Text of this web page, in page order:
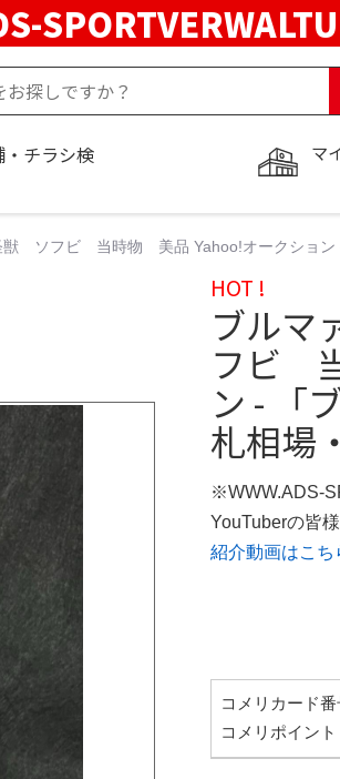
マ
・チラシ検
ソフビ 当時物 美品 Yahoo!オークション -
HOT !
ブル
フビ
ン - 「
札相場
※WWW.ADS-
YouTuberの皆
紹介動画はこち
コメリカード
コメリポイント